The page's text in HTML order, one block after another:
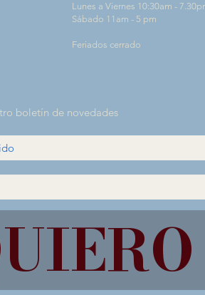
Lunes a Viernes 10:30am -
Sábado 11am - 5 pm
Feriados cerrado
boletín de novedades